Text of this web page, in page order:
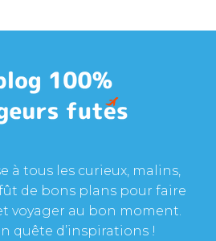
à tous les curieux, malins,
de bons plans pour faire
voyager au bon moment.
quête d’inspirations !